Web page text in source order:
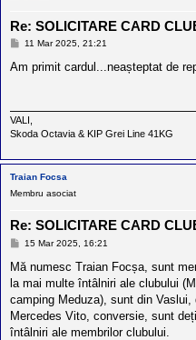
Re: SOLICITARE CARD
M
s
11 Mar 2025, 21:21
Am primit cardul...neașteptat de
VALI,
Skoda Octavia & KIP Grei Line 41KG
Traian Focsa
Membru asociat
Re: SOLICITARE CARD
M
s
15 Mar 2025, 16:21
Mă numesc Traian Focșa, sunt
la mai multe întâlniri ale clubului
camping Meduza), sunt din
Mercedes Vito, conversie, sunt
întâlniri ale membrilor clubului.